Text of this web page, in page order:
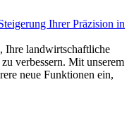
Ihrer Präzision in
Ihre landwirtschaftliche
verbessern. Mit unserem
neue Funktionen ein,